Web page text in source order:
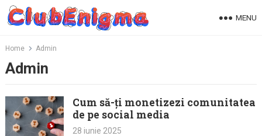
Skip
MENU
Home Admin
Admin
Cum să-ți monetizezi comunitatea
de pe social media
28 iunie 2025